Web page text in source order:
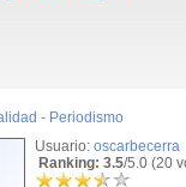
- Periodismo
Usuario: oscarbecerra
Ranking: 3.5/5.0 (20